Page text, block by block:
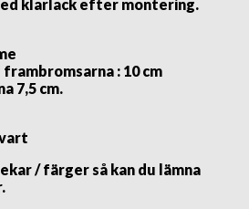
klarlack efter montering.
: 10 cm
7,5 cm.
/ färger så kan du lämna